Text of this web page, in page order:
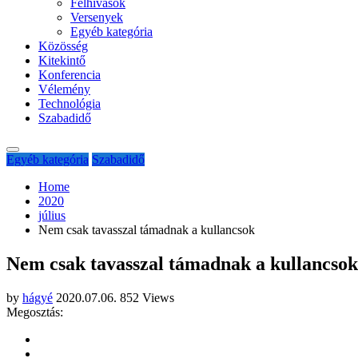
Felhívások
Versenyek
Egyéb kategória
Közösség
Kitekintő
Konferencia
Vélemény
Technológia
Szabadidő
Egyéb kategória Szabadidő
Home
2020
július
Nem csak tavasszal támadnak a kullancsok
Nem csak tavasszal támadnak a kullancsok
by hágyé 2020.07.06. 852 Views
Megosztás: